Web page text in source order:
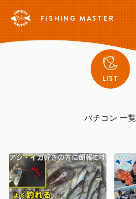
FISHING MASTER
LIST
バチコン 一覧